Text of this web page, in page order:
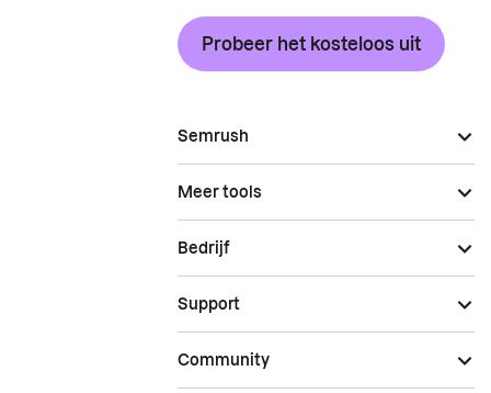
Probeer het kosteloos uit
Semrush
Meer tools
Bedrijf
Support
Community